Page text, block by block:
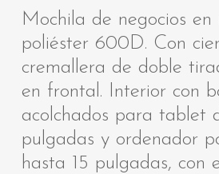
Mochila de negocios en
poliéster 600D. Con
cremallera de doble
en frontal. Interior con
acolchados para tablet
pulgadas y ordenador
hasta 15 pulgadas, con